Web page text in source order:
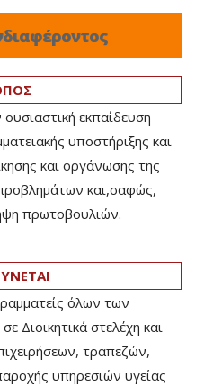
εκπαίδευση
υποστήριξης και
και οργάνωσης της
και,σαφώς,
πρωτοβουλιών.
όλων των
Διοικητικά στελέχη και
τραπεζών,
υπηρεσιών υγείας